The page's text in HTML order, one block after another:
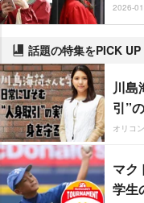
2026-
話題の特集をPICK UP
川島
引”
オリコ
マク
学生